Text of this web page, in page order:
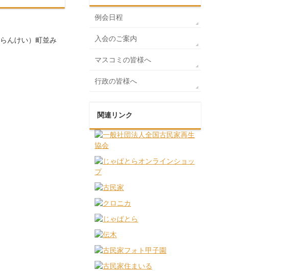
んけい）町並み
例会日程
入会のご案内
マスコミの皆様へ
行政の皆様へ
関連リンク